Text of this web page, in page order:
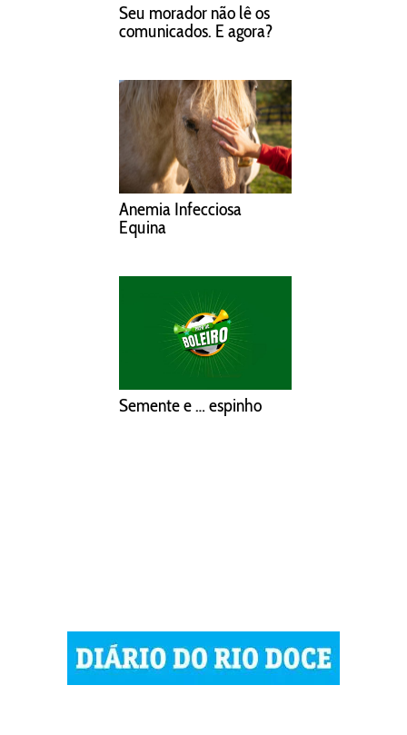
Seu morador não lê os
comunicados. E agora?
Anemia Infecciosa
Equina
Semente e … espinho